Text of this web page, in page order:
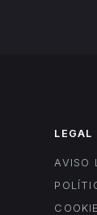
LEGAL
AVISO